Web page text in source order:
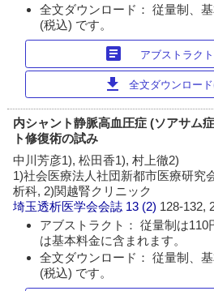
全文ダウンロード： 従量制、
(税込) です。
article アブストラク
download 全文ダウンロー
内シャント静脈高血圧症 (ソアサム
ト修復術の試み
中川芳彦1), 松田香1), 村上徹2)
1)社会医療法人社団新都市医療研究
析科, 2)関越腎クリニック
埼玉透析医学会会誌 13 (2) 128-132,
アブストラクト： 従量制は110
は基本料金に含まれます。
全文ダウンロード： 従量制、
(税込) です。